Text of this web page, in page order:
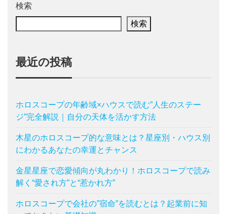
検索
検索
最近の投稿
ホロスコープの年齢域×ハウスで読む”人生のステー
ジ”完全解説｜自分の天体を活かす方法
木星のホロスコープ的な意味とは？星座別・ハウス別
にわかるあなたの幸運とチャンス
金星星座で恋愛傾向が丸わかり！ホロスコープで読み
解く“愛され方”と“惹かれ方”
ホロスコープで会社の”宿命”を読むとは？起業前に知